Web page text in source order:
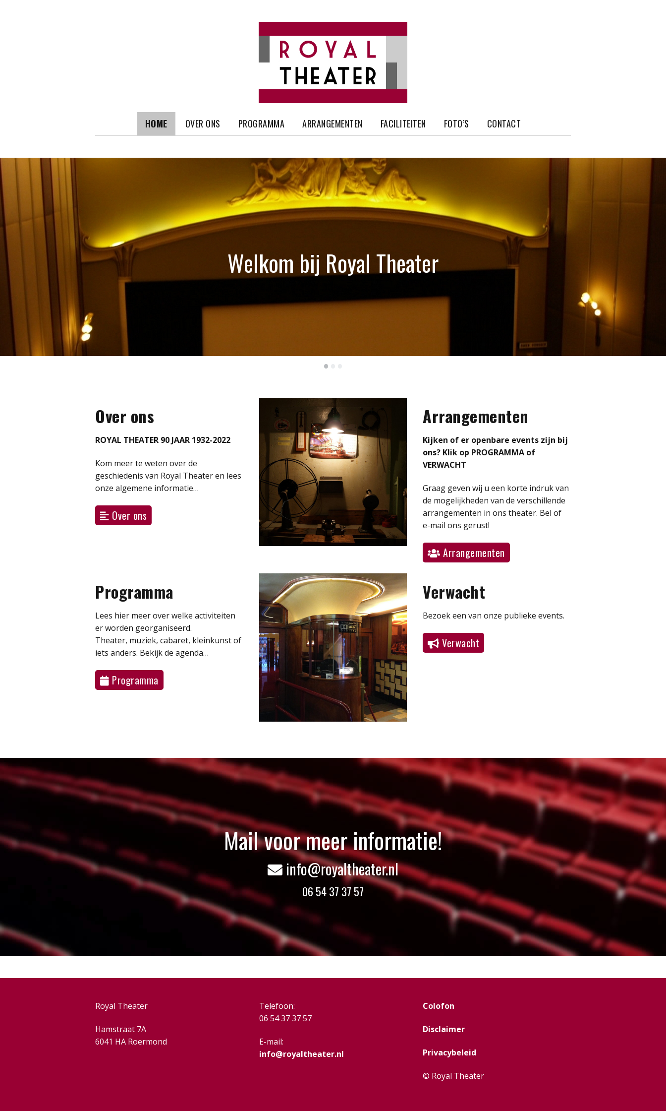
HOME OVER ONS PROGRAMMA ARRANGEMENTEN FACILITEITEN FOTO’S CONTACT
•
Welkom bij Royal Theater
Over ons
ROYAL THEATER 90 JAAR 1932-2022
Kom meer te weten over de
geschiedenis van Royal Theater en lees
onze algemene informatie…
Over ons
Arrangementen
Kijken of er openbare events zijn bij
ons? Klik op PROGRAMMA of
VERWACHT
Graag geven wij u een korte indruk van
de mogelijkheden van de verschillende
arrangementen in ons theater. Bel of
e-mail ons gerust!
Arrangementen
Programma
Lees hier meer over welke activiteiten
er worden georganiseerd.
Theater, muziek, cabaret, kleinkunst of
iets anders. Bekijk de agenda…
 Programma
Verwacht
Bezoek een van onze publieke events.
 Verwacht
Mail voor meer informatie!
 info@royaltheater.nl
06 54 37 37 57
Royal Theater
Hamstraat 7A
6041 HA Roermond
Telefoon:
06 54 37 37 57
E-mail:
info@royaltheater.nl
Colofon
Disclaimer
Privacybeleid
© Royal Theater